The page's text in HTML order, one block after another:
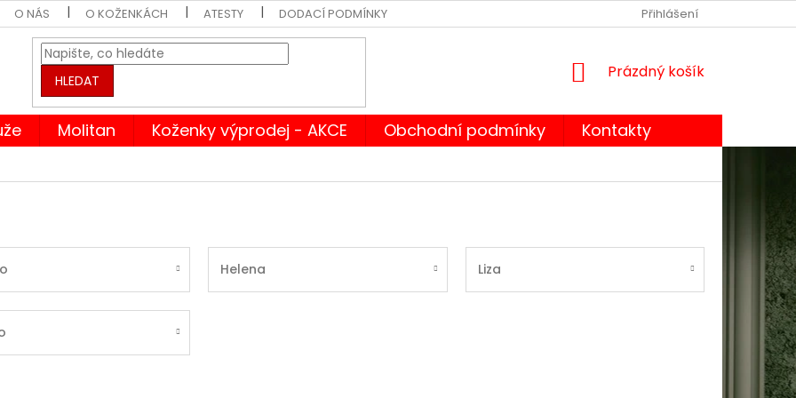
O NÁS O KOŽENKÁCH ATESTY DODACÍ PODMÍNKY PODMÍNKY OCHRANY OSOBNÍCH
Přihlášení
HLEDAT
NÁKUPNÍ
Prázdný košík
Molitan Koženky výprodej - AKCE Obchodní podmínky Kontakty
Helena Liza